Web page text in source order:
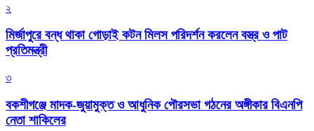
২
মির্জাপুরে বন্ধ থাকা গোড়াই কটন মিলস পরিদর্শন করলেন বস্ত্র ও পাট
প্রতিমন্ত্রী
৩
বকশীগঞ্জে মাদক-জুয়ামুক্ত ও আধুনিক পৌরসভা গঠনের অঙ্গীকার বিএনপি
নেতা শাকিলের